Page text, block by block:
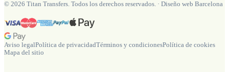
© 2026 Titan Transfers. Todos los derechos reservados. · Diseño web Barcelona
Aviso legalPolítica de privacidadTérminos y condicionesPolítica de cookies
Mapa del sitio